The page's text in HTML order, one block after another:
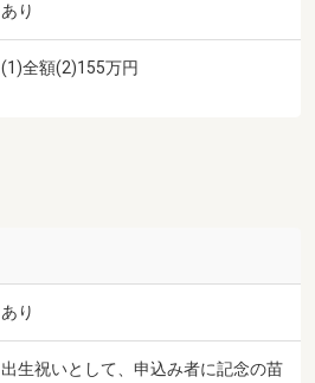
あり
(1)全額(2)155万円
あり
出生祝いとして、申込み者に記念の苗